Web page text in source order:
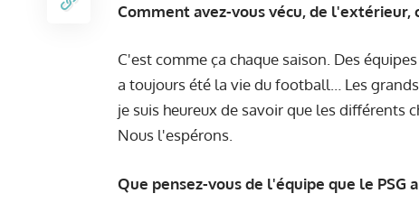
Comment avez-vous vécu, de l'extérieur,
C'est comme ça chaque saison. Des
a toujours été la vie du football… Les
je suis heureux de savoir que les
Nous l'espérons.
Que pensez-vous de l'équipe que le PSG